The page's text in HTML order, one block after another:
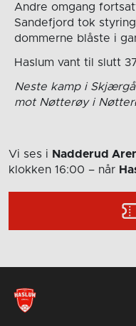
Andre omgang
Sandefjord tok
dommerne blåste i
Haslum vant til slutt
Neste kamp i
mot Nøtterøy i
Vi ses i Nadderud
klokken 16:00 – når